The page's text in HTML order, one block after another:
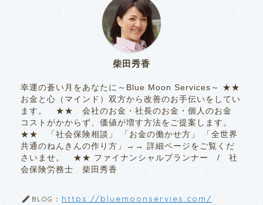
柴田秀香
幸運の蒼い月をあなたに～Blue Moon Services～ ★★
お金と心（マインド）双方から改善のお手伝いをしてい
ます。 ★★ 会社のお金・社長のお金・個人のお金
コストがかからず、価値が増す方法をご提案します。
★★ 「社会保険相談」 「お金の働かせ方」 「全世界
共通のねんきんの作り方」→→ 詳細ページをご覧くだ
さいませ。 ★★ ファイナンシャルプランナー / 社
会保険労務士 柴田秀香
BLOG： https://bluemoonservies.com/